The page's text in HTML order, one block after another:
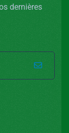
dernières